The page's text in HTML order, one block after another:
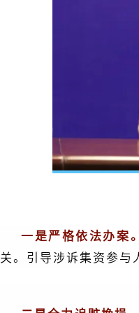
一是严格依法办案
关。引导涉诉集资参与